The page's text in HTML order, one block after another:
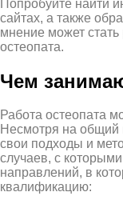
Попробуйте найти
сайтах, а также
мнение может
остеопата.
Чем
Работа остеопата
Несмотря на общий
свои подходы и
случаев, с
направлений, в
квалификацию: